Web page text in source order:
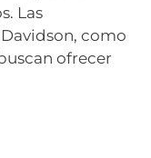
Las
como
ofrecer